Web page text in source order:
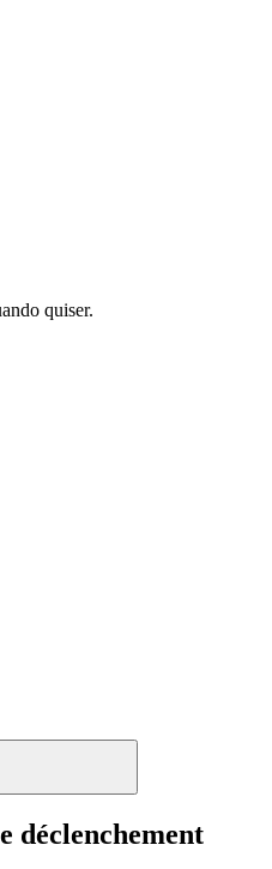
quiser.
déclenchement